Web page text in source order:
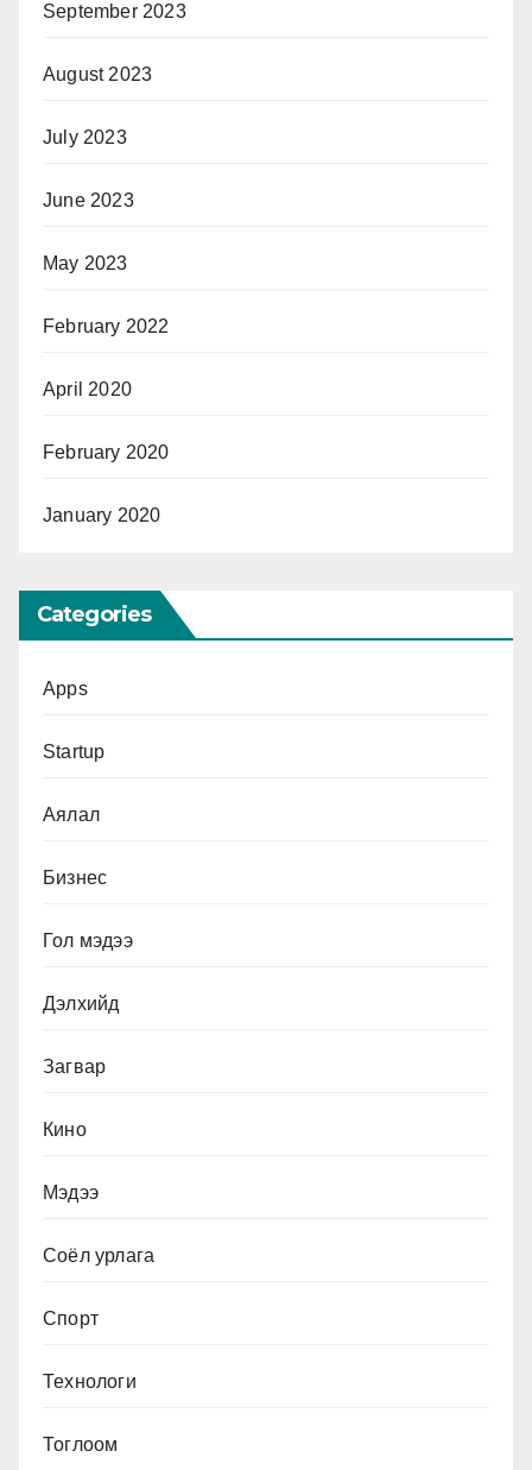
September 2023
August 2023
July 2023
June 2023
May 2023
February 2022
April 2020
February 2020
January 2020
Categories
Apps
Startup
Аялал
Бизнес
Гол мэдээ
Дэлхийд
Загвар
Кино
Мэдээ
Соёл урлага
Спорт
Технологи
Тоглоом